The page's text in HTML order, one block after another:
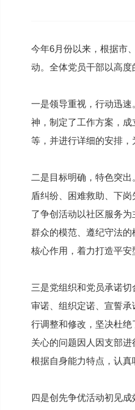
今年6月份以来，根据市
动。全体党员干部以高
一是领导重视，行动迅
神，制定了工作方案，
等，并进行详细的安排，
二是目标明确，特色突
盾纠纷、困难救助、下
了争创活动以社区服务为
群众的模范、遵纪守法
核心作用，着力打造平
三是党组织和党员承诺
审诺、组织定诺、宣誓
行调整和修改，坚决杜
关心的问题因人因支部
根据自身能力特点，认
四是创先争优活动初见